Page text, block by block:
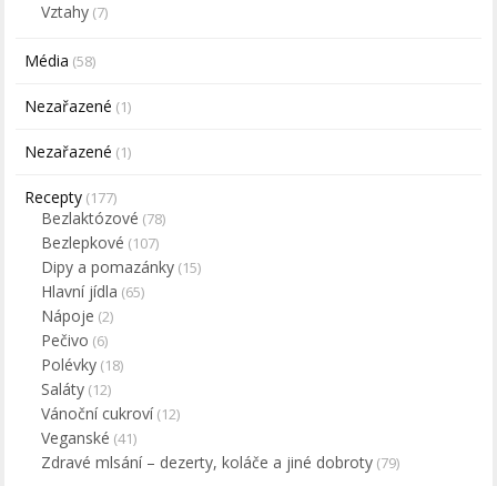
Vztahy (7)
Média (58)
Nezařazené (1)
Nezařazené (1)
Recepty (177)
Bezlaktózové (78)
Bezlepkové (107)
Dipy a pomazánky (15)
Hlavní jídla (65)
Nápoje (2)
Pečivo (6)
Polévky (18)
Saláty (12)
Vánoční cukroví(12)
Veganské (41)
Zdravé mlsání – dezerty, koláče a jiné dobroty (79)